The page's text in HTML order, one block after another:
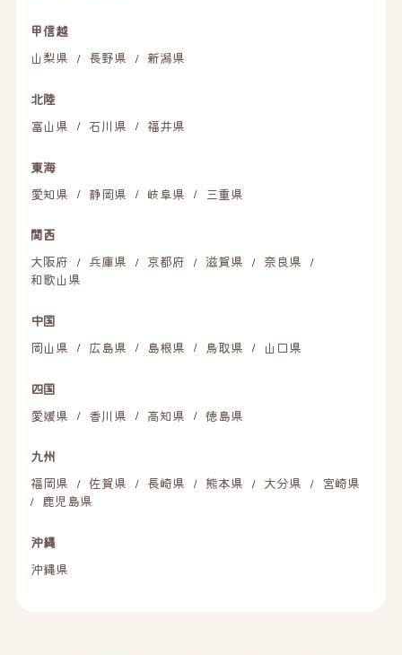
甲信越
山梨県
/ 長野県 / 新潟県
北陸
富山県
/ 石川県 / 福井県
東海
愛知県
/ 静岡県 / 岐阜県 / 三重県
関西
大阪府
/ 兵庫県 / 京都府 / 滋賀県 / 奈良県 /
和歌山県
中国
岡山県
/ 広島県 / 島根県 / 鳥取県 / 山口県
四国
愛媛県
/ 香川県 / 高知県 / 徳島県
九州
福岡県
/ 佐賀県 / 長崎県 / 熊本県 / 大分県 / 宮崎県
/ 鹿児島県
沖縄
沖縄県